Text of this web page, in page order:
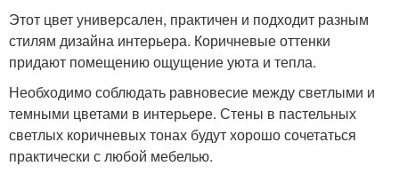
Этот цвет универсален, практичен и подходит разным
стилям дизайна интерьера. Коричневые оттенки
придают помещению ощущение уюта и тепла.
Необходимо соблюдать равновесие между светлыми и
темными цветами в интерьере. Стены в пастельных
светлых коричневых тонах будут хорошо сочетаться
практически с любой мебелью.